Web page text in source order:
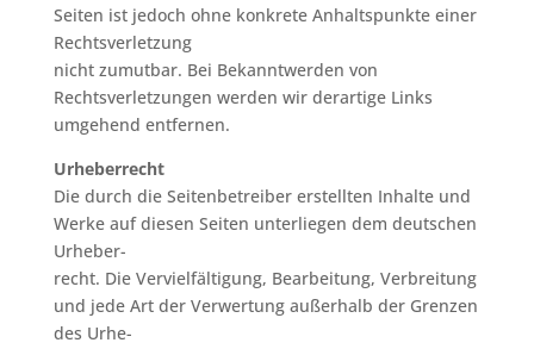
Seiten ist jedoch ohne konkrete Anhaltspunkte einer
Rechtsverletzung
nicht zumutbar. Bei Bekanntwerden von
Rechtsverletzungen werden wir derartige Links
umgehend entfernen.
Urheberrecht
Die durch die Seitenbetreiber erstellten Inhalte und
Werke auf diesen Seiten unterliegen dem deutschen
Urheber-
recht. Die Vervielfältigung, Bearbeitung, Verbreitung
und jede Art der Verwertung außerhalb der Grenzen
des Urhe-